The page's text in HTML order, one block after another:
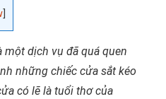
một dịch vụ đã quá quen
những chiếc cửa sắt kéo
có lẽ là tuổi thơ của